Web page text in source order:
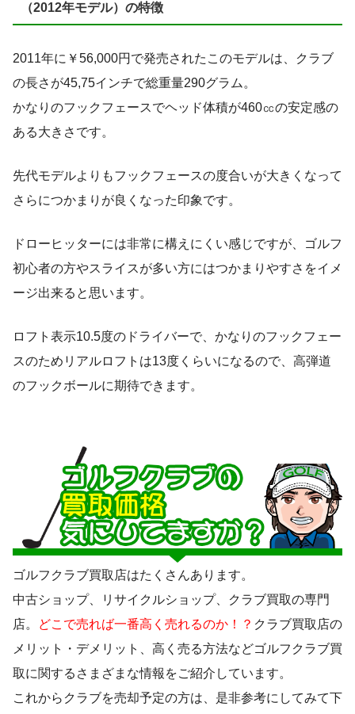
（2012年モデル）の特徴
2011年に￥56,000円で発売されたこのモデルは、クラブ
の長さが45,75インチで総重量290グラム。
かなりのフックフェースでヘッド体積が460㏄の安定感の
ある大きさです。
先代モデルよりもフックフェースの度合いが大きくなって
さらにつかまりが良くなった印象です。
ドローヒッターには非常に構えにくい感じですが、ゴルフ
初心者の方やスライスが多い方にはつかまりやすさをイメ
ージ出来ると思います。
ロフト表示10.5度のドライバーで、かなりのフックフェー
スのためリアルロフトは13度くらいになるので、高弾道
のフックボールに期待できます。
ゴルフクラブ買取店はたくさんあります。
中古ショップ、リサイクルショップ、クラブ買取の専門
店。
どこで売れば一番高く売れるのか！？ クラブ買取店の
メリット・デメリット、高く売る方法などゴルフクラブ買
取に関するさまざまな情報をご紹介しています。
これからクラブを売却予定の方は、是非参考にしてみて下